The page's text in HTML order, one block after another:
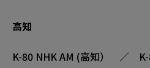
高知
K-80 NHK AM (高知） ／ K-